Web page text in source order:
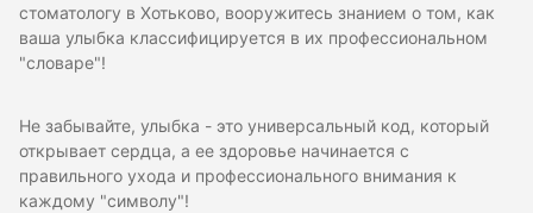
стоматологу в Хотьково, вооружитесь знанием о том, как
ваша улыбка классифицируется в их профессиональном
"словаре"!
Не забывайте, улыбка - это универсальный код, который
открывает сердца, а ее здоровье начинается с
правильного ухода и профессионального внимания к
каждому "символу"!